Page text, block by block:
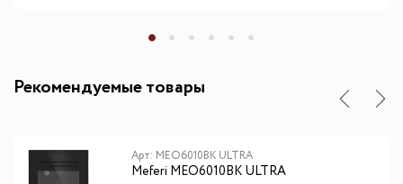
Рекомендуемые товары
Арт: MEO6010BK ULTRA
Meferi MEO6010BK ULTRA